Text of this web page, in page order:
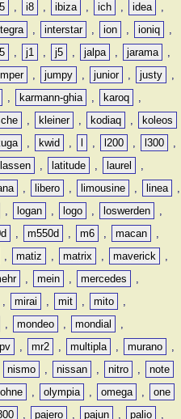
, i8 , ibiza , ich , idea
,
, interstar , ion , ioniq
,
, j1 , j5 , jalpa , jarama
,
, jumpy , junior , justy
,
, karmann-ghia , karoq
,
, kleiner , kodiaq ,
koleos
, kwid , , l200 , l300
,
lassen , latitude , laurel
,
, libero , limousine , linea
,
, logan , logo , loswerden
,
, m550d , m6 , macan
,
, matiz , matrix , maverick
,
, mein , mercedes
,
, mirai , mit , mito
,
, mondeo , mondial
,
, mr2 , multipla , murano
,
nismo , nissan , nitro ,
note
ohne , olympia , omega ,
one
, pajero , pajun , palio
,